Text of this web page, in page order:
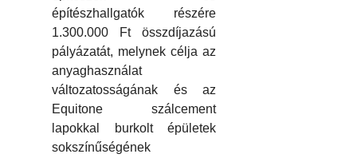
építészhallgatók részére
1.300.000 Ft összdíjazású
pályázatát, melynek célja az
anyaghasználat
változatosságának és az
Equitone szálcement
lapokkal burkolt épületek
sokszínűségének